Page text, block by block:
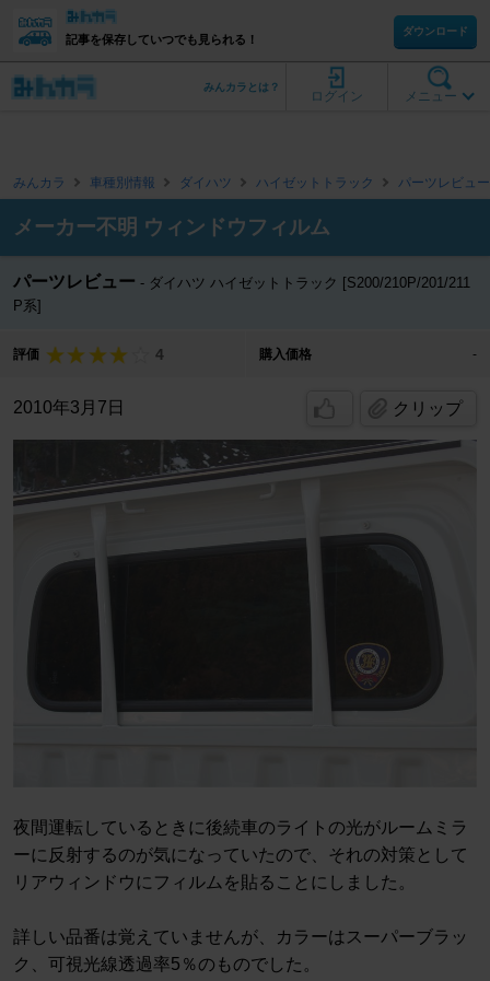
記事を保存していつでも見られる！
ダウンロード
メニュー
ログイン
みんカラとは？
みんカラ 車種別情報 ダイハツ ハイゼットトラック パーツレビュー
メーカー不明 ウィンドウフィルム
パーツレビュー
ダイハツ ハイゼットトラック [S200/210P/201/211
P系]
評価 4 購入価格 -
2010年3月7日 クリップ
夜間運転しているときに後続車のライトの光がルームミラ
ーに反射するのが気になっていたので、それの対策として
リアウィンドウにフィルムを貼ることにしました。
詳しい品番は覚えていませんが、カラーはスーパーブラッ
ク、可視光線透過率5％のものでした。